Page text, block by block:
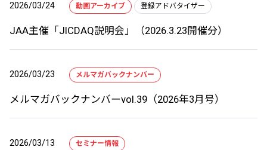
2026/03/24 動画アーカイブ 登録アドバタイザー
JAA主催「JICDAQ説明会」（2026.3.23開催分）
2026/03/23 メルマガバックナンバー
メルマガバックナンバーvol.39（2026年3月号）
2026/03/13 セミナー情報